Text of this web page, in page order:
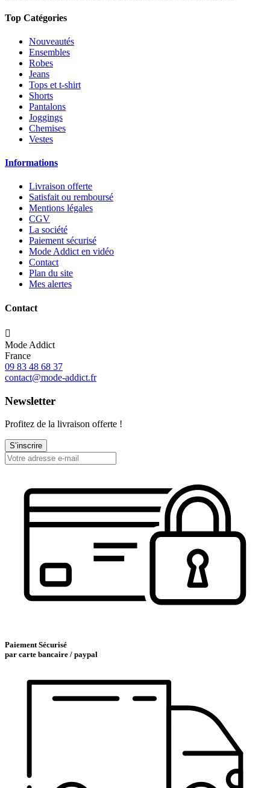
Top Catégories
Nouveautés
Ensembles
Robes
Jeans
Tops et t-shirt
Shorts
Pantalons
Joggings
Chemises
Vestes
Informations
Livraison offerte
Satisfait ou remboursé
Mentions légales
CGV
La société
Paiement sécurisé
Mode Addict en vidéo
Contact
Plan du site
Mes alertes
Contact

Mode Addict
France
09 83 48 68 37
contact@mode-addict.fr
Newsletter
Profitez de la livraison offerte !
S’inscrire
Paiement Sécurisé
par carte bancaire / paypal